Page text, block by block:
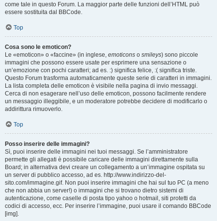
come tale in questo Forum. La maggior parte delle funzioni dell’HTML può
essere sostituita dal BBCode.
Top
Cosa sono le emoticon?
Le «emoticon» o «faccine» (in inglese, emoticons o smileys) sono piccole
immagini che possono essere usate per esprimere una sensazione o
un’emozione con pochi caratteri; ad es. :) significa felice, :( significa triste.
Questo Forum trasforma automaticamente queste serie di caratteri in immagini.
La lista completa delle emoticon è visibile nella pagina di invio messaggi.
Cerca di non esagerare nell’uso delle emoticon, possono facilmente rendere
un messaggio illeggibile, e un moderatore potrebbe decidere di modificarlo o
addirittura rimuoverlo.
Top
Posso inserire delle immagini?
Sì, puoi inserire delle immagini nei tuoi messaggi. Se l’amministratore
permette gli allegati è possibile caricare delle immagini direttamente sulla
Board; in alternativa devi creare un collegamento a un’immagine ospitata su
un server di pubblico accesso, ad es. http://www.indirizzo-del-
sito.com/immagine.gif. Non puoi inserire immagini che hai sul tuo PC (a meno
che non abbia un server!) o immagini che si trovano dietro sistemi di
autenticazione, come caselle di posta tipo yahoo o hotmail, siti protetti da
codici di accesso, ecc. Per inserire l’immagine, puoi usare il comando BBCode
[img].